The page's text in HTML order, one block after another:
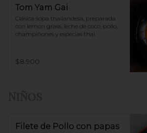
Tom Yam Gai
Clásica sopa thailandesa, preparada
con lemon grass, leche de coco, pollo,
champiñones y especias thai.
$8.900
Filete de Pollo con papas